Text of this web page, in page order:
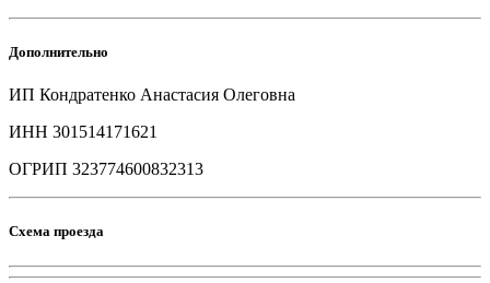
Дополнительно
ИП Кондратенко Анастасия Олеговна
ИНН 301514171621
ОГРИП 323774600832313
Схема проезда